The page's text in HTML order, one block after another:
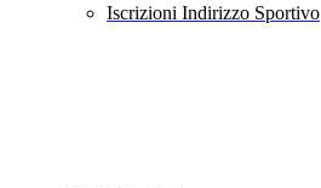
Iscrizioni Indirizzo Sportivo